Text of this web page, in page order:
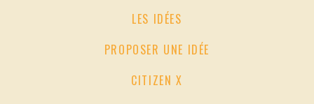
LES IDÉES
PROPOSER UNE IDÉE
CITIZEN X